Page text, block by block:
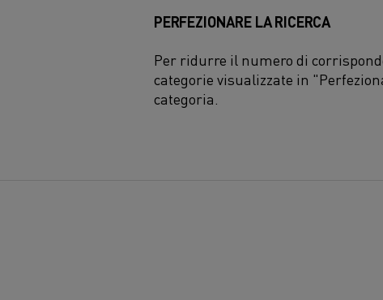
PERFEZIONARE LA RICERCA
Per ridurre il numero di
categorie visualizzate in
categoria.